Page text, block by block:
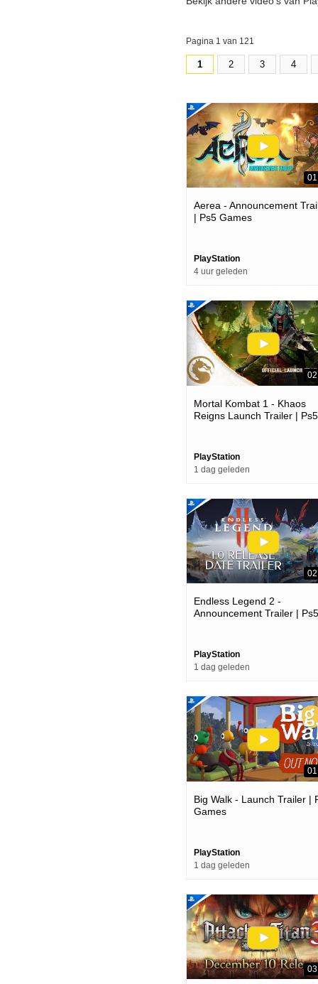
Pagina 1 van 121
1 2 3 4
Aerea - Announcement
| Ps5 Games
PlayStation
4 uur geleden
Mortal Kombat 1 - Khaos
Reigns Launch Trailer | Ps5
PlayStation
1 dag geleden
Endless Legend 2 -
Announcement Trailer | Ps5
PlayStation
1 dag geleden
Big Walk - Launch Trailer |
Games
PlayStation
1 dag geleden